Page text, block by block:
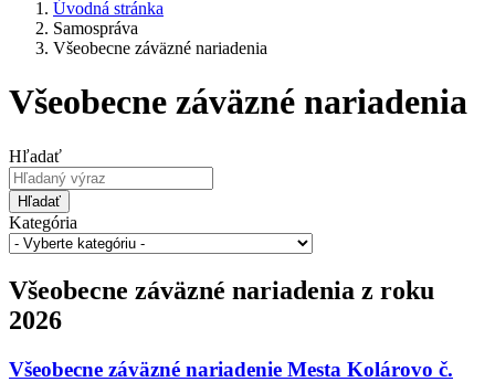
Úvodná stránka
Samospráva
Všeobecne záväzné nariadenia
Všeobecne záväzné nariadenia
Hľadať
Hľadať
Kategória
Všeobecne záväzné nariadenia z roku
2026
Všeobecne záväzné nariadenie Mesta Kolárovo č.